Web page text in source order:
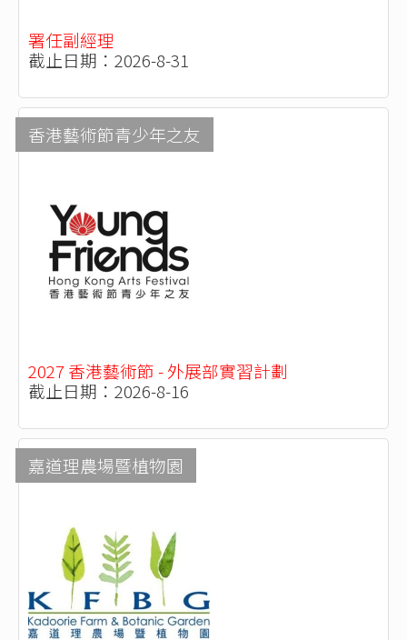
署任副經理
截止日期：2026-8-31
香港藝術節青少年之友
2027 香港藝術節 - 外展部實習計劃
截止日期：2026-8-16
嘉道理農場暨植物園